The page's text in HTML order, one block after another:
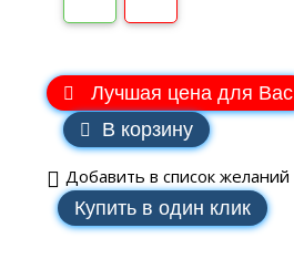
Лучшая цена для Вас
В корзину
Добавить в список желаний
Купить в один клик